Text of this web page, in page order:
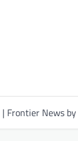
| Frontier News by